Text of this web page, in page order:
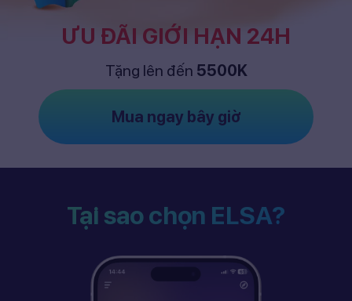
ƯU ĐÃI GIỚI HẠN 24H
Tặng lên đến 5500K
Mua ngay bây giờ
Tại sao chọn ELSA?